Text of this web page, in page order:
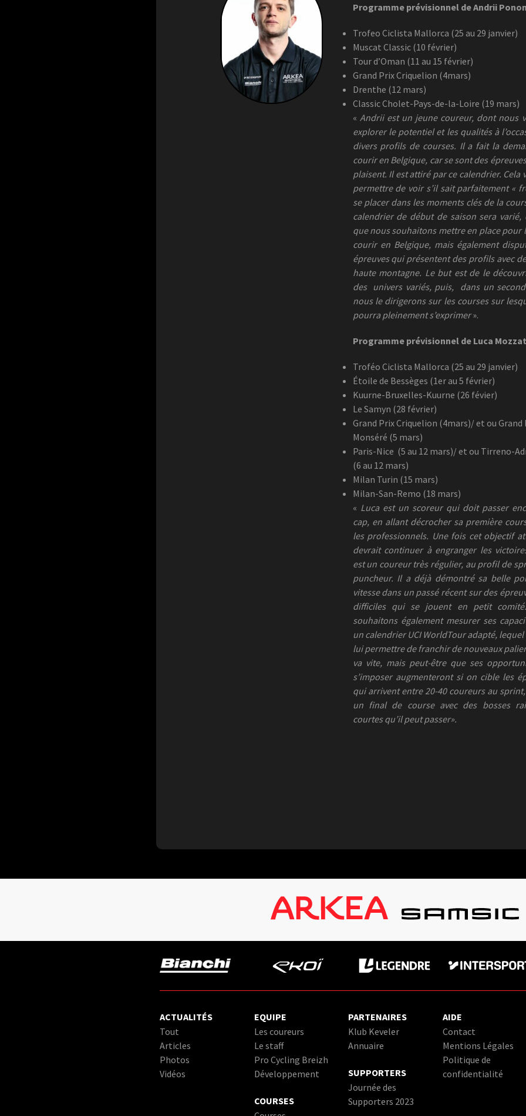
Programme prévisionnel de Andrii
Trofeo Ciclista Mallorca (25 au 29 janvier)
Muscat Classic (10 février)
Tour d’Oman (11 au 15 février)
Grand Prix Criquelion (4mars)
Drenthe (12 mars)
Classic Cholet-Pays-de-la-Loire (19 mars)
« Andrii est un jeune coureur, dont nous
explorer le potentiel et les qualités à
divers profils de courses. Il a fait la
courir en Belgique, car se sont des
plaisent. Il est attiré par ce calendrier. Cela
permettre de voir s’il sait parfaitement «
se placer dans les moments clés de la
calendrier de début de saison sera varié,
que nous souhaitons mettre en place pour
courir en Belgique, mais également
épreuves qui présentent des profils avec
haute montagne. Le but est de le
des univers variés, puis, dans un
nous le dirigerons sur les courses sur
pourra pleinement s’exprimer».
Programme prévisionnel de Luca
Troféo Ciclista Mallorca (25 au 29 janvier)
Étoile de Bessèges (1er au 5 février)
Kuurne-Bruxelles-Kuurne (26 févier)
Le Samyn (28 février)
Grand Prix Criquelion (4mars)/ et ou Grand
Monséré (5 mars)
Paris-Nice (5 au 12 mars)/ et ou Tirreno-
(6 au 12 mars)
Milan Turin (15 mars)
Milan-San-Remo (18 mars)
« Luca est un scoreur qui doit passer
cap, en allant décrocher sa première
les professionnels. Une fois cet objectif
devrait continuer à engranger les
est un coureur très régulier, au profil de
puncheur. Il a déjà démontré sa belle
vitesse dans un passé récent sur des
difficiles qui se jouent en petit
souhaitons également mesurer ses
un calendrier UCI WorldTour adapté,
lui permettre de franchir de nouveaux
va vite, mais peut-être que ses
s’imposer augmenteront si on cible les
qui arrivent entre 20-40 coureurs au
un final de course avec des bosses
courtes qu’il peut passer».
ACTUALITÉS
Tout
Articles
Photos
Vidéos
EQUIPE
Les coureurs
Le staff
Pro Cycling Breizh
Développement
COURSES
PARTENAIRES
Klub Keveler
Annuaire
SUPPORTERS
Journée des
Supporters 2023
AIDE
Contact
Mentions Légales
Politique de
confidentialité